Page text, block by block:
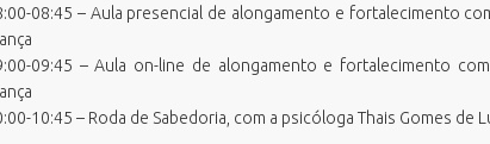
08:45 – Aula presencial de alongamento e fortalecimento
09:45 – Aula on-line de alongamento e fortalecimento
10:45 – Roda de Sabedoria, com a psicóloga Thais Gomes de